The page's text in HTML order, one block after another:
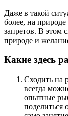
Даже в такой
более, на
запретов. В этом
природе и
Какие здесь
Сходить на
всегда
опытные
поделиться